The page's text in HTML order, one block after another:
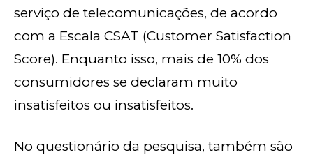
serviço de telecomunicações, de acordo
com a Escala CSAT (Customer Satisfaction
Score). Enquanto isso, mais de 10% dos
consumidores se declaram muito
insatisfeitos ou insatisfeitos.
No questionário da pesquisa, também são